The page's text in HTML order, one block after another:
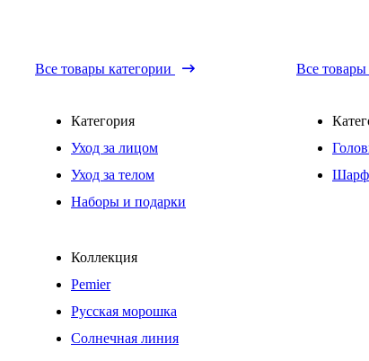
Все товары категории
Категория
Уход за лицом
Уход за телом
Наборы и подарки
Коллекция
Pemier
Русская морошка
Солнечная линия
Все